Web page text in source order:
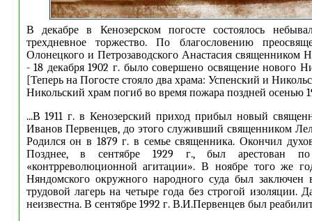
В декабре в Кенозерском погосте состоялось
трехдневное торжество. По благословению
Олонецкого и Петрозаводского Анастасия священником
- 18 декабря 1902 г. было совершено освящение нового
[Теперь на Погосте стояло два храма: Успенский и
Никольский храм погиб во время пожара поздней осенью
...В 1911 г. в Кенозерский приход прибыл новый
Иванов Первенцев, до этого служивший священником
Родился он в 1879 г. в семье священника. Окончил
Позднее, в сентябре 1929 г., был арестован
«контрреволюционной агитации». В ноябре того же
Няндомского окружного народного суда был заключен
трудовой лагерь на четыре года без строгой изоляции.
неизвестна. В сентябре 1992 г. В.И.Первенцев был